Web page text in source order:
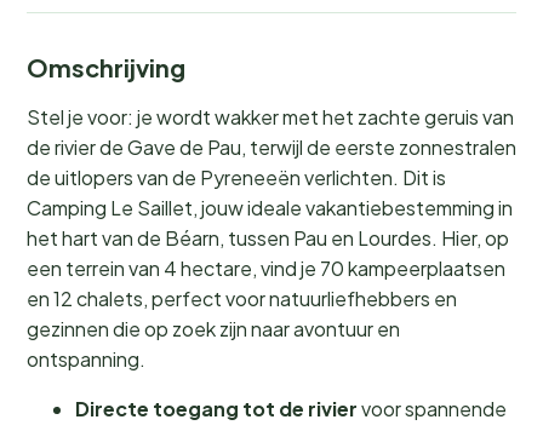
Omschrijving
Stel je voor: je wordt wakker met het zachte geruis van
de rivier de Gave de Pau, terwijl de eerste zonnestralen
de uitlopers van de Pyreneeën verlichten. Dit is
Camping Le Saillet, jouw ideale vakantiebestemming in
het hart van de Béarn, tussen Pau en Lourdes. Hier, op
een terrein van 4 hectare, vind je 70 kampeerplaatsen
en 12 chalets, perfect voor natuurliefhebbers en
gezinnen die op zoek zijn naar avontuur en
ontspanning.
Directe toegang tot de riviervoor spannende